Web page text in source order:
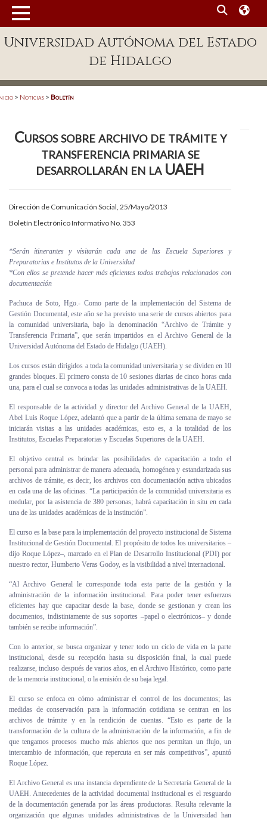
Enlaces
Patronato
Acreditación Internacional
Aspirantes
Personal
Alumni
Visitantes
Universidad Autónoma del Estado
de Hidalgo
> Noticias > Boletín
Cursos sobre archivo de trámite y
transferencia primaria se
desarrollarán en la UAEH
Dirección de Comunicación Social, 25/Mayo/2013
Boletín Electrónico Informativo No. 353
*Serán itinerantes y visitarán cada una de las Escuela Superiores y
Preparatorias e Institutos de la Universidad
*Con ellos se pretende hacer más eficientes todos trabajos relacionados con
documentación
Pachuca de Soto, Hgo.- Como parte de la implementación del Sistema de
Gestión Documental, este año se ha previsto una serie de cursos abiertos para
la comunidad universitaria, bajo la denominación “Archivo de Trámite y
Transferencia Primaria”, que serán impartidos en el Archivo General de la
Universidad Autónoma del Estado de Hidalgo (UAEH).
Los cursos están dirigidos a toda la comunidad universitaria y se dividen en 10
grandes bloques. El primero consta de 10 sesiones diarias de cinco horas cada
una, para el cual se convoca a todas las unidades administrativas de la UAEH.
El responsable de la actividad y director del Archivo General de la UAEH,
Abel Luis Roque López, adelantó que a partir de la última semana de mayo se
iniciarán visitas a las unidades académicas, esto es, a la totalidad de los
Institutos, Escuelas Preparatorias y Escuelas Superiores de la UAEH.
El objetivo central es brindar las posibilidades de capacitación a todo el
personal para administrar de manera adecuada, homogénea y estandarizada sus
archivos de trámite, es decir, los archivos con documentación activa ubicados
en cada una de las oficinas. “La participación de la comunidad universitaria es
medular, por la asistencia de 380 personas; habrá capacitación in situ en cada
una de las unidades académicas de la institución”.
El curso es la base para la implementación del proyecto institucional de Sistema
Institucional de Gestión Documental. El propósito de todos los universitarios –
dijo Roque López–, marcado en el Plan de Desarrollo Institucional (PDI) por
nuestro rector, Humberto Veras Godoy, es la visibilidad a nivel internacional.
“Al Archivo General le corresponde toda esta parte de la gestión y la
administración de la información institucional. Para poder tener esfuerzos
eficientes hay que capacitar desde la base, donde se gestionan y crean los
documentos, indistintamente de sus soportes –papel o electrónicos– y donde
también se recibe información”.
Con lo anterior, se busca organizar y tener todo un ciclo de vida en la parte
institucional, desde su recepción hasta su disposición final, la cual puede
realizarse, incluso después de varios años, en el Archivo Histórico, como parte
de la memoria institucional, o la emisión de su baja legal.
El curso se enfoca en cómo administrar el control de los documentos; las
medidas de conservación para la información cotidiana se centran en los
archivos de trámite y en la rendición de cuentas. “Esto es parte de la
transformación de la cultura de la administración de la información, a fin de
que tengamos procesos mucho más abiertos que nos permitan un flujo, un
intercambio de información, que repercuta en ser más competitivos”, apuntó
Roque López.
El Archivo General es una instancia dependiente de la Secretaría General de la
UAEH. Antecedentes de la actividad documental institucional es el resguardo
de la documentación generada por las áreas productoras. Resulta relevante la
organización que algunas unidades administrativas de la Universidad han